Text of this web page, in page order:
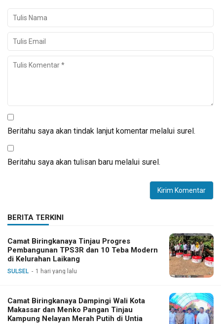
Beritahu saya akan tindak lanjut komentar melalui surel.
Beritahu saya akan tulisan baru melalui surel.
BERITA TERKINI
Camat Biringkanaya Tinjau Progres
Pembangunan TPS3R dan 10 Teba Modern
di Kelurahan Laikang
SULSEL 1 hari yang lalu
Camat Biringkanaya Dampingi Wali Kota
Makassar dan Menko Pangan Tinjau
Kampung Nelayan Merah Putih di Untia